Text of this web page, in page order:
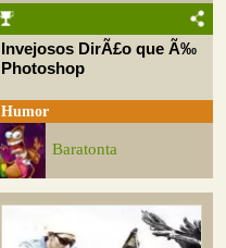
Invejosos DirÃ£o que Ã‰
Photoshop
Humor
Baratonta